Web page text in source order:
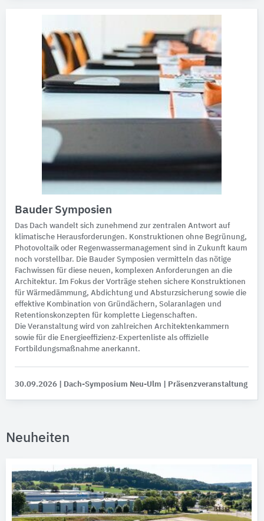
Bauder Symposien
Das Dach wandelt sich zunehmend zur zentralen Antwort auf
klimatische Herausforderungen. Konstruktionen ohne Begrünung,
Photovoltaik oder Regenwassermanagement sind in Zukunft kaum
noch vorstellbar. Die Bauder Symposien vermitteln das nötige
Fachwissen für diese neuen, komplexen Anforderungen an die
Architektur. Im Fokus der Vorträge stehen sichere Konstruktionen
für Wärmedämmung, Abdichtung und Absturzsicherung sowie die
effektive Kombination von Gründächern, Solaranlagen und
Retentionskonzepten für komplette Liegenschaften.
Die Veranstaltung wird von zahlreichen Architektenkammern
sowie für die Energieeffizienz-Expertenliste als offizielle
Fortbildungsmaßnahme anerkannt.
30.09.2026 | Dach-Symposium Neu-Ulm | Präsenzveranstaltung
Neuheiten